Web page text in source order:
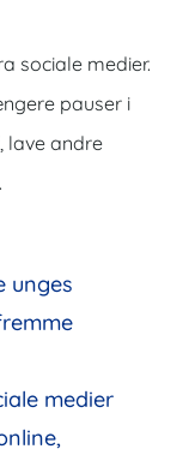
sociale medier.
pauser i
lave andre
unges
medier